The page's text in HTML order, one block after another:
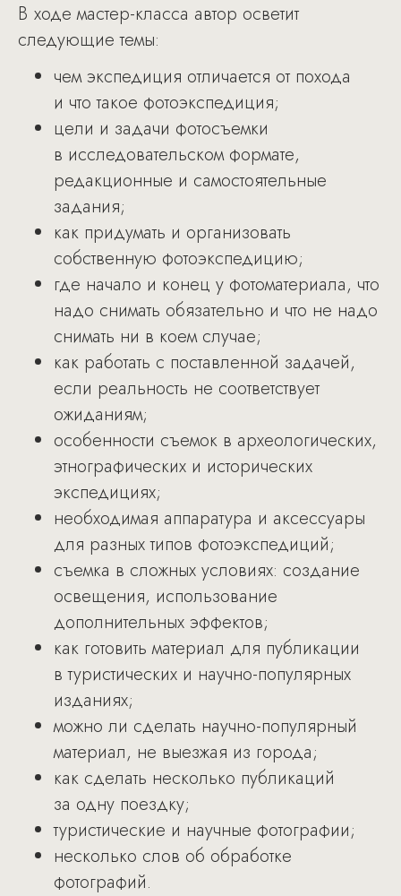
В ходе мастер-класса автор осветит
следующие темы:
чем экспедиция отличается от похода
и что такое фотоэкспедиция;
цели и задачи фотосъемки
в исследовательском формате,
редакционные и самостоятельные
задания;
как придумать и организовать
собственную фотоэкспедицию;
где начало и конец у фотоматериала, что
надо снимать обязательно и что не надо
снимать ни в коем случае;
как работать с поставленной задачей,
если реальность не соответствует
ожиданиям;
особенности съемок в археологических,
этнографических и исторических
экспедициях;
необходимая аппаратура и аксессуары
для разных типов фотоэкспедиций;
съемка в сложных условиях: создание
освещения, использование
дополнительных эффектов;
как готовить материал для публикации
в туристических и научно-популярных
изданиях;
можно ли сделать научно-популярный
материал, не выезжая из города;
как сделать несколько публикаций
за одну поездку;
туристические и научные фотографии;
несколько слов об обработке
фотографий.